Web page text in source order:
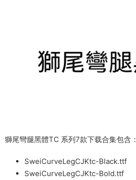
獅尾彎腿黑體TC 系列7款下载合集包含：
SweiCurveLegCJKtc-Black.ttf
SweiCurveLegCJKtc-Bold.ttf